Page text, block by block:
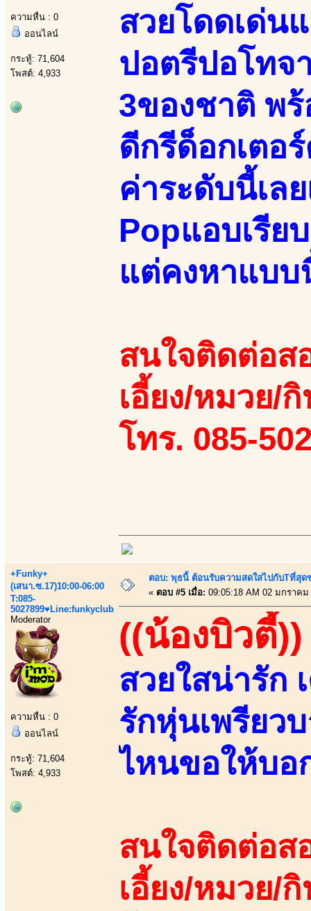
ความหื่น : 0
ออนไลน์
กระทู้: 71,604
โพสต์: 4,933
สวยโดดเด่น
ปอตรีปอโทจ
3ของชาติ พ
ดีกรีด็อกเตอ
ค่าระดับนี้เล
Popแอบเรีย
แต่คงหาแบ
สนใจติดต่อส
เอี้ยง/หมวย/
โทร. 085-
+Funky+
(เสนา.ซ.17)10:00-06:00
T:085-
5027899♥Line:funkyclub
Moderator
ความหื่น : 0
ออนไลน์
กระทู้: 71,604
โพสต์: 4,933
ตอบ: พุธนี้ ต้อนรับความสดใสไปกับTที่สุด
« ตอบ #5 เมื่อ: 09:05:18 AM 02 มกราคม
((น้องบิวตี้))
สวยใสน่ารัก
รักหุ่นเพรียว
ไหนขอให้บอ
สนใจติดต่อส
เอี้ยง/หมวย/